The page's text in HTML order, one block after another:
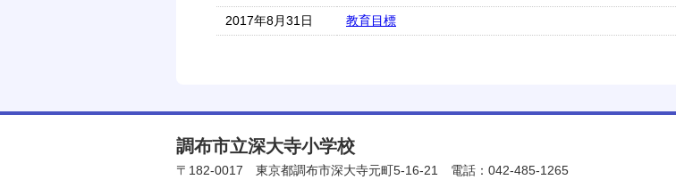
2017年8月31日
教育目標
調布市立深大寺小学校
〒182-0017 東京都調布市深大寺元町5-16-21 電話：042-485-1265